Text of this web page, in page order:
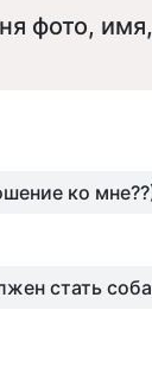
фото,
ко
стать